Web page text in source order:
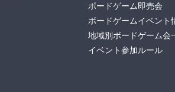
ボードゲーム即売会
ボードゲームイベント
地域別ボードゲーム会
イベント参加ルール